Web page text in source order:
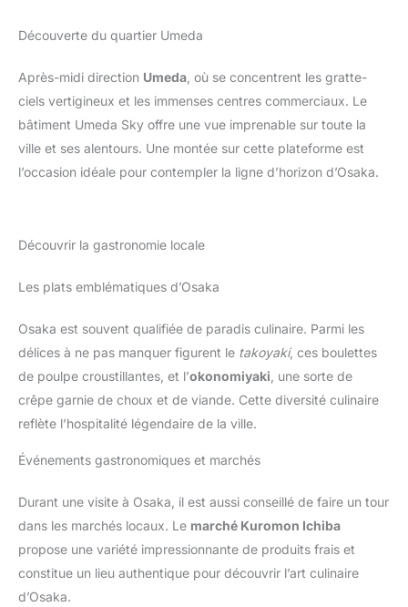
Découverte du quartier Umeda
Après-midi direction Umeda, où se concentrent les gratte-
ciels vertigineux et les immenses centres commerciaux. Le
bâtiment Umeda Sky offre une vue imprenable sur toute la
ville et ses alentours. Une montée sur cette plateforme est
l’occasion idéale pour contempler la ligne d’horizon d’Osaka.
Découvrir la gastronomie locale
Les plats emblématiques d’Osaka
Osaka est souvent qualifiée de paradis culinaire. Parmi les
délices à ne pas manquer figurent le takoyaki, ces boulettes
de poulpe croustillantes, et l’okonomiyaki, une sorte de
crêpe garnie de choux et de viande. Cette diversité culinaire
reflète l’hospitalité légendaire de la ville.
Événements gastronomiques et marchés
Durant une visite à Osaka, il est aussi conseillé de faire un tour
dans les marchés locaux. Le marché Kuromon Ichiba
propose une variété impressionnante de produits frais et
constitue un lieu authentique pour découvrir l’art culinaire
d’Osaka.